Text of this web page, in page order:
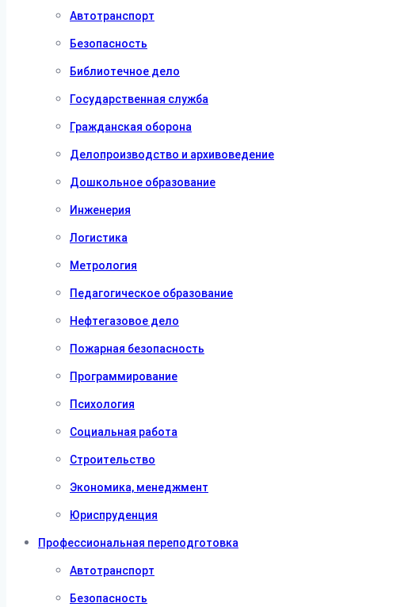
Автотранспорт
Безопасность
Библиотечное дело
Государственная служба
Гражданская оборона
Делопроизводство и архивоведение
Дошкольное образование
Инженерия
Логистика
Метрология
Педагогическое образование
Нефтегазовое дело
Пожарная безопасность
Программирование
Психология
Социальная работа
Строительство
Экономика, менеджмент
Юриспруденция
Профессиональная переподготовка
Автотранспорт
Безопасность